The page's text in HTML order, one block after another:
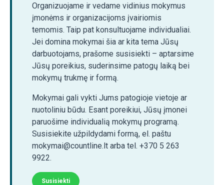
Organizuojame ir vedame vidinius mokymus
įmonėms ir organizacijoms įvairiomis
temomis. Taip pat konsultuojame individualiai.
Jei domina mokymai šia ar kita tema Jūsų
darbuotojams, prašome susisiekti – aptarsime
Jūsų poreikius, suderinsime patogų laiką bei
mokymų trukmę ir formą.
Mokymai gali vykti Jums patogioje vietoje ar
nuotoliniu būdu. Esant poreikiui, Jūsų įmonei
paruošime individualią mokymų programą.
Susisiekite užpildydami formą, el. paštu
mokymai@countline.lt arba tel. +370 5 263
9922.
Susisiekti